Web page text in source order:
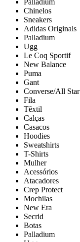
Chinelos
Sneakers
Adidas Originals
Palladium
Ugg
Le Coq Sportif
New Balance
Puma
Gant
Converse/All Star
Fila
Têxtil
Calças
Casacos
Hoodies
Sweatshirts
T-Shirts
Mulher
Acessórios
Atacadores
Crep Protect
Mochilas
New Era
Secrid
Botas
Palladium